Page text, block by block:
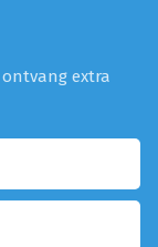
extra